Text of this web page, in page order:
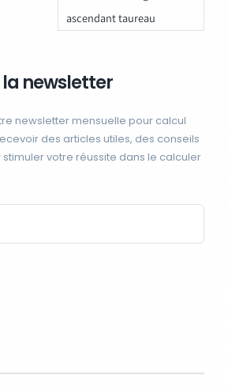
ascendant taureau
newsletter
newsletter mensuelle pour calcul
des articles utiles, des conseils
votre réussite dans le calculer